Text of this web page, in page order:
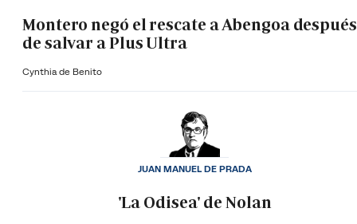
Montero negó el rescate a Abengoa después
de salvar a Plus Ultra
Cynthia de Benito
'La Odisea' de Nolan
JUAN MANUEL DE PRADA